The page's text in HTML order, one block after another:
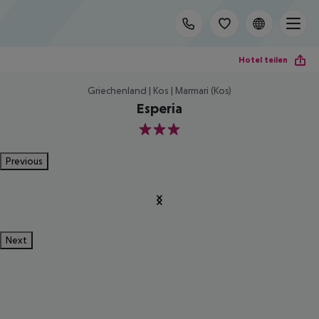
Hotel teilen
Griechenland | Kos | Marmari (Kos)
Esperia
3
Previous
Next